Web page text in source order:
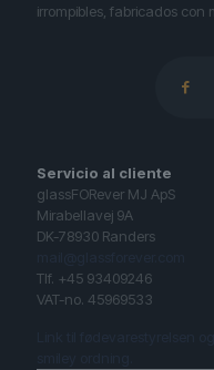
irrompibles, fabricados con
Servicio al cliente
glassFORever MJ ApS
Mirabellavej 9A
DK-78930 Randers
Tlf. +45 93409246
VAT-no. 45969533